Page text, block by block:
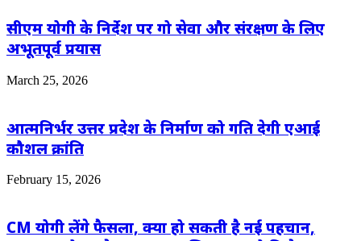
सीएम योगी के निर्देश पर गो सेवा और संरक्षण के लिए
अभूतपूर्व प्रयास
March 25, 2026
आत्मनिर्भर उत्तर प्रदेश के निर्माण को गति देगी एआई
कौशल क्रांति
February 15, 2026
CM योगी लेंगे फैसला, क्या हो सकती है नई पहचान,